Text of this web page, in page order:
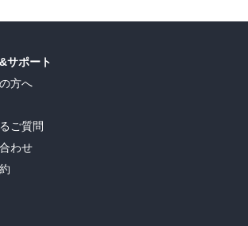
サポート
方へ
ご質問
わせ